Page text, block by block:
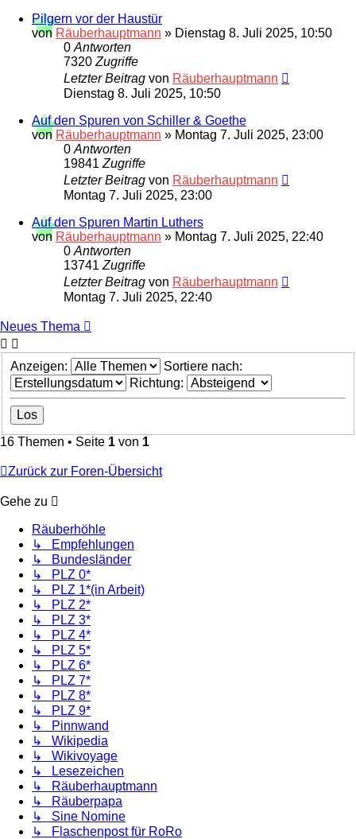
Pilgern vor der Haustür
von Räuberhauptmann » Dienstag 8. Juli 2025, 10:50
0 Antworten
7320 Zugriffe
Letzter Beitrag von Räuberhauptmann
Dienstag 8. Juli 2025, 10:50
Auf den Spuren von Schiller & Goethe
von Räuberhauptmann » Montag 7. Juli 2025, 23:00
0 Antworten
19841 Zugriffe
Letzter Beitrag von Räuberhauptmann
Montag 7. Juli 2025, 23:00
Auf den Spuren Martin Luthers
von Räuberhauptmann » Montag 7. Juli 2025, 22:40
0 Antworten
13741 Zugriffe
Letzter Beitrag von Räuberhauptmann
Montag 7. Juli 2025, 22:40
Neues Thema
Anzeigen:
Sortiere nach:
Richtung:
16 Themen • Seite 1 von 1
Zurück zur Foren-Übersicht
Gehe zu
Räuberhöhle
↳ Empfehlungen
↳ Bundesländer
↳ PLZ 0*
↳ PLZ 1*(in Arbeit)
↳ PLZ 2*
↳ PLZ 3*
↳ PLZ 4*
↳ PLZ 5*
↳ PLZ 6*
↳ PLZ 7*
↳ PLZ 8*
↳ PLZ 9*
↳ Pinnwand
↳ Wikipedia
↳ Wikivoyage
↳ Lesezeichen
↳ Räuberhauptmann
↳ Räuberpapa
↳ Sine Nomine
↳ Flaschenpost für RoRo